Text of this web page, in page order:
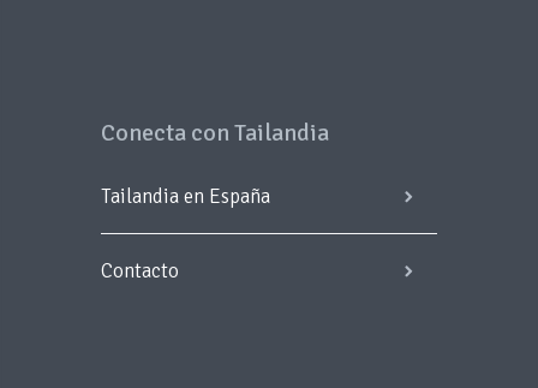
Conecta con Tailandia
Tailandia en España
Contacto